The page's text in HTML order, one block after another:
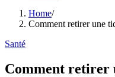
Home/
Comment retirer une
Santé
Comment retirer